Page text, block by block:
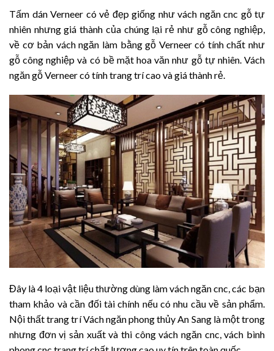
Tấm dán Verneer có vẻ đẹp giống như vách ngăn cnc gỗ tự
nhiên nhưng giá thành của chúng lại rẻ như gỗ công nghiệp,
về cơ bản vách ngăn làm bằng gỗ Verneer có tính chất như
gỗ công nghiệp và có bề mặt hoa văn như gỗ tự nhiên. Vách
ngăn gỗ Verneer có tính trang trí cao và giá thành rẻ.
Đây là 4 loại vật liệu thường dùng làm vách ngăn cnc, các bạn
tham khảo và cần đối tài chính nếu có nhu cầu về sản phẩm.
Nội thất trang trí Vách ngăn phong thủy An Sang là một trong
nhưng đơn vị sản xuất và thi công vách ngăn cnc, vách bình